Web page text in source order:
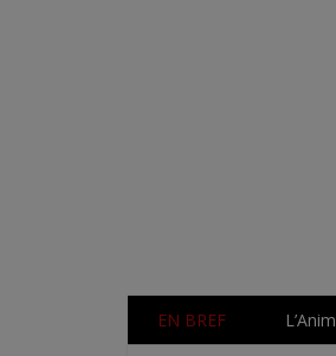
EN BREF